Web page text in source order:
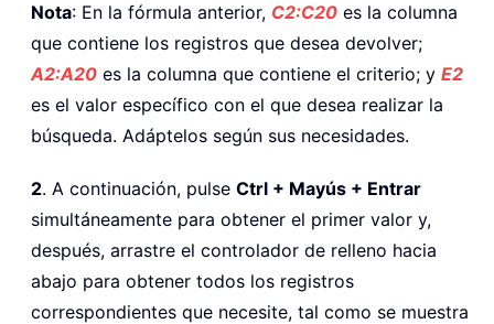
Nota: En la fórmula anterior, C2:C20 es la columna
que contiene los registros que desea devolver;
A2:A20 es la columna que contiene el criterio; y E2
es el valor específico con el que desea realizar la
búsqueda. Adáptelos según sus necesidades.
2. A continuación, pulse Ctrl + Mayús + Entrar
simultáneamente para obtener el primer valor y,
después, arrastre el controlador de relleno hacia
abajo para obtener todos los registros
correspondientes que necesite, tal como se muestra